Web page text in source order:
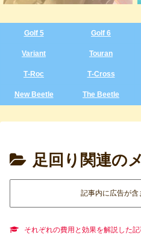
Golf 5 Golf 6
Variant Touran
T‑Roc T‑Cross
New Beetle The Beetle
足回り関連の
記事内に広告が含
それぞれの費用と効果を解説した